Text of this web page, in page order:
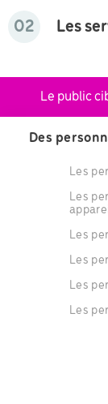
02 Les
Le public
Des
Les
Les
Les
Les
Les
Les